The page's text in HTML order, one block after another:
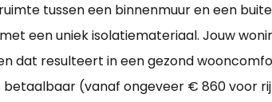
tussen een binnenmuur en een
een uniek isolatiemateriaal. Jouw
dat resulteert in een gezond
betaalbaar (vanaf ongeveer € 860 voor